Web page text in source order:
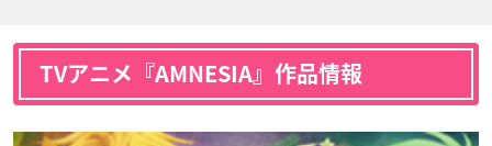
TVアニメ『AMNESIA』作品情報